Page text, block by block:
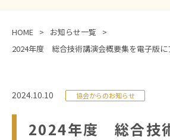
HOME
お知らせ一覧
2024年度 総合技術講演会概要集を電子版に
2024.10.10 協会からのお知らせ
2024年度 総合技